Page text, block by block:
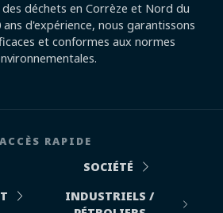
déchets en Corrèze et Nord du
ans d'expérience, nous garantissons
et conformes aux normes
ACCÈS RAPIDE
SOCIÉTÉ
INDUSTRIELS /